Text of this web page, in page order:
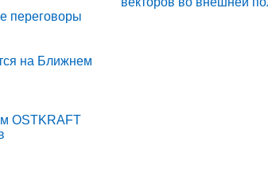
переговоры
на Ближнем
OSTKRAFT